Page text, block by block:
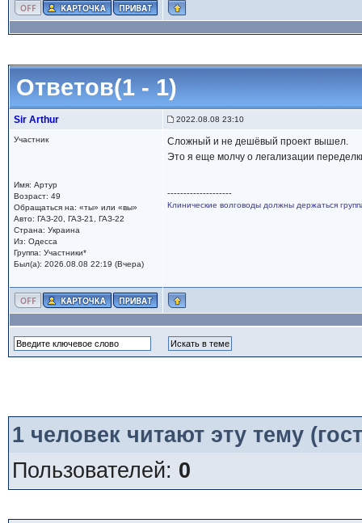
Ответов(1 - 1)
Sir Arthur 2022.08.08 23:10
Участник
Имя: Артур
Возраст: 49
Обращаться на: «ты» или «вы»
Авто: ГАЗ-20, ГАЗ-21, ГАЗ-22
Страна: Украина
Из: Одесса
Группа: Участники*
Был(а): 2026.08.08 22:19 (Вчера)
Сложный и не дешёвый проект вышел.
Это я еще молчу о легализации
--------------------
Клинические волговоды должны держаться
1человек читают эту тему
Пользователей: 0